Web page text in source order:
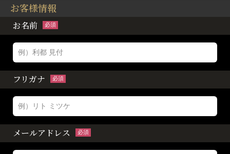
お客様情報
お名前 必須
フリガナ 必須
メールアドレス 必須